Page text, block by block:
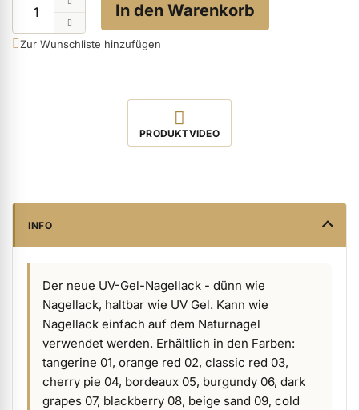
Hand- & Körperpflege anzeigen
Beauty Accessoires anzeigen
In den Warenkorb
Zur Wunschliste hinzufügen
Video abspielen
PRODUKTVIDEO
INFO
Der neue UV-Gel-Nagellack - dünn wie
Nagellack, haltbar wie UV Gel. Kann wie
Nagellack einfach auf dem Naturnagel
verwendet werden. Erhältlich in den Farben:
tangerine 01, orange red 02, classic red 03,
cherry pie 04, bordeaux 05, burgundy 06, dark
grapes 07, blackberry 08, beige sand 09, cold